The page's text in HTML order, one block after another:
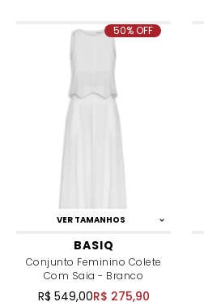
VER TAMANHOS
BASIQ
Conjunto Feminino Colete
Com Saia - Branco
R$ 549,00R$ 275,90
50% OFF